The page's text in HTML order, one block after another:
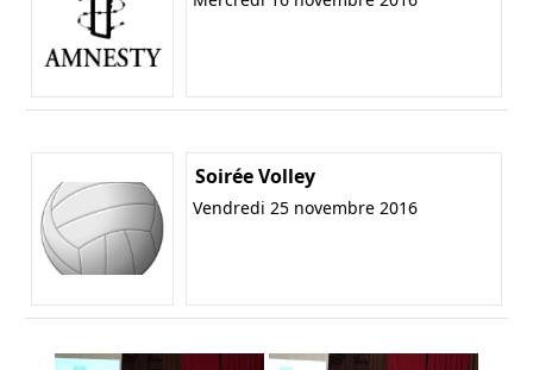
Soirée Volley
Vendredi 25 novembre 2016